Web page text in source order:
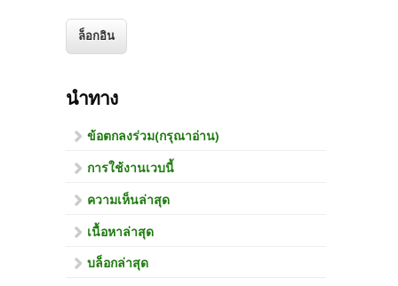
นำทาง
ข้อตกลงร่วม(กรุณาอ่าน)
การใช้งานเวบนี้
ความเห็นล่าสุด
เนื้อหาล่าสุด
บล็อกล่าสุด